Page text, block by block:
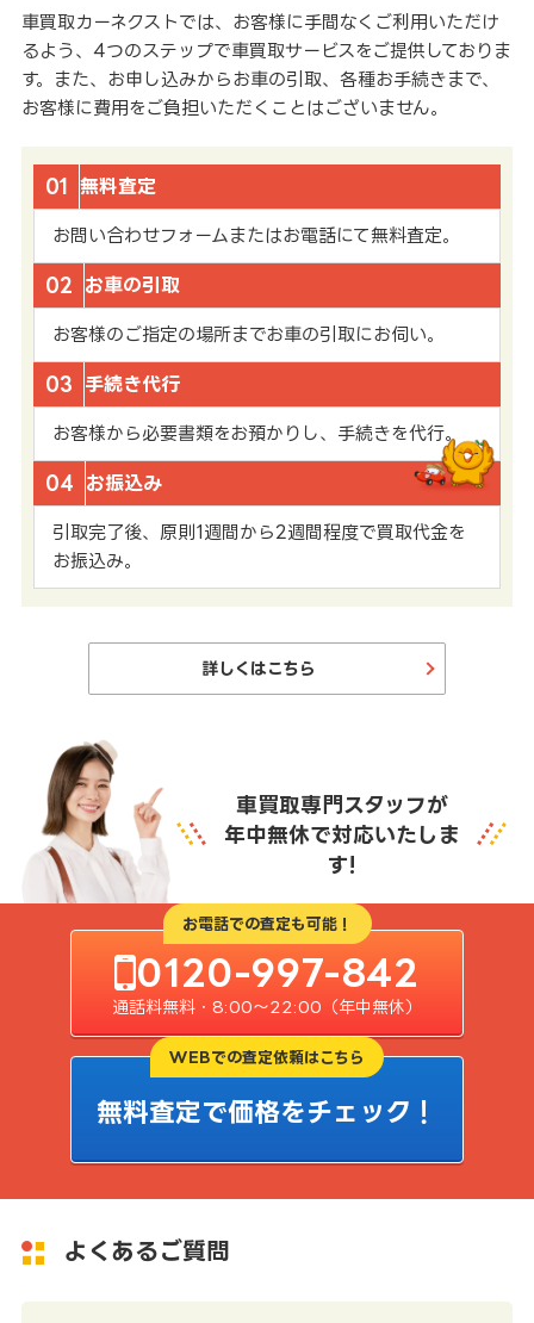
車買取カーネクストでは、お客様に手間なくご利用いただけ
るよう、4つのステップで車買取サービスをご提供しておりま
す。また、お申し込みからお車の引取、各種お手続きまで、
お客様に費用をご負担いただくことはございません。
01 無料査定
お問い合わせフォームまたはお電話にて無料査定。
02 お車の引取
お客様のご指定の場所までお車の引取にお伺い。
03 手続き代行
お客様から必要書類をお預かりし、手続きを代行。
04 お振込み
引取完了後、原則1週間から2週間程度で買取代金を
お振込み。
詳しくはこちら
車買取専門スタッフが
年中無休で対応いたしま
す!
お電話での査定も可能！
0120-997-842
通話料無料・8:00〜22:00（年中無休）
WEBでの査定依頼はこちら
無料査定で価格をチェック！
よくあるご質問